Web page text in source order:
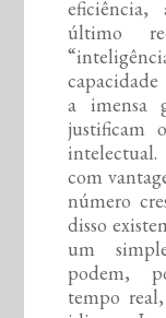
eficiência,
último
a imensa
justificam
com
número
disso
um
podem,
tempo